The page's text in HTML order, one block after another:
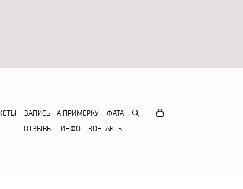
ЗАПИСЬ НА ПРИМЕРКУ
ФАТА
ОТЗЫВЫ
ИНФО КОНТАКТЫ